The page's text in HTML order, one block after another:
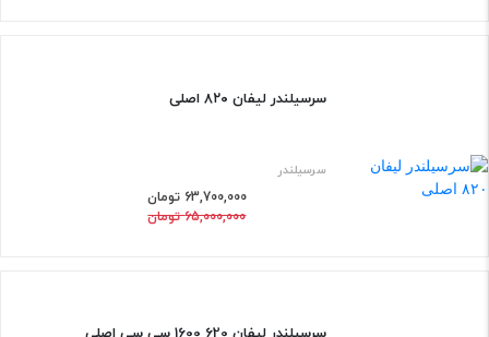
سرسیلندر لیفان ۸۲۰ اصلی
سرسیلندر
63,700,000 تومان
65,000,000 تومان